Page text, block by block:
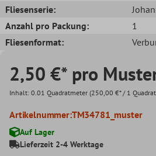
Fliesenserie:
Anzahl pro Packung:
1
Fliesenformat:
2,50 €* pro
Inhalt: 0.01 Quadratmeter (250,00 €* / 1
Artikelnummer:TM34781_muster
Auf Lager
Lieferzeit 2-4 Werktage